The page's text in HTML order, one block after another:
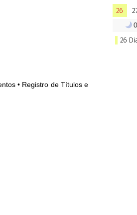
• Registro de Títulos e